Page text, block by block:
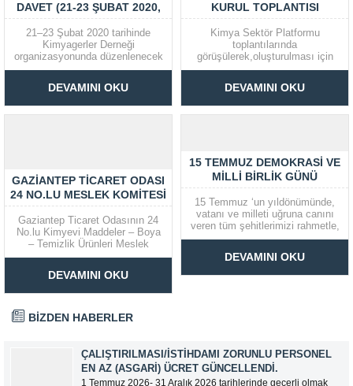
DAVET (21-23 ŞUBAT 2020,
ANTALYA)
21–23 Şubat 2020 tarihinde
Kimyagerler Derneği
organizasyonunda düzenlenecek
10’ncu Kozmetik Kimyası,
Kongresi’nde sizleri aramızda
görmekten büyük mutluluk
duyacağız. Online Kayıt için
DEVAMINI OKU
KURUL TOPLANTISI
Kimya Sektör Platformu
toplantılarında
görüşülerek,oluşturulması için
karar alınan Kimya Sanayicileri
Derneği olarak kurucu üye
olunup olunmaması konusunda
karar alınacak tek gündem
2. Divan heyetinin seçimi...
DEVAMINI OKU
GAZIANTEP TICARET ODASI
24 NO.LU MESLEK KOMITESI
VE KIMYA SEKTÖRÜ
İSTIŞARE TOPLANTISI
Gaziantep Ticaret Odasının 24
No.lu Kimyevi Maddeler – Boya
– Temizlik Ürünleri Meslek
Komitesi ile Gaziantep
öğretim üyeleri, Kimyagerler
Derneği Güneydoğu Anadolu
temsilcilerinin katılımları ile
Yönetim...
DEVAMINI OKU
15 TEMMUZ DEMOKRASI VE
MILLI BIRLIK GÜNÜ
15 Temmuz ‘un yıldönümünde,
vatanı ve milleti uğruna canını
veren tüm şehitlerimizi rahmetle,
minnetle anıyor; gazilerimize
CENGİZ Genel Başkan
DEVAMINI OKU
BİZDEN HABERLER
ÇALIŞTIRILMASI/İSTIHDAMI ZORUNLU PERSONEL
EN AZ (ASGARI) ÜCRET GÜNCELLENDI.
1 Temmuz 2026- 31 Aralık 2026 tarihlerinde geçerli olmak